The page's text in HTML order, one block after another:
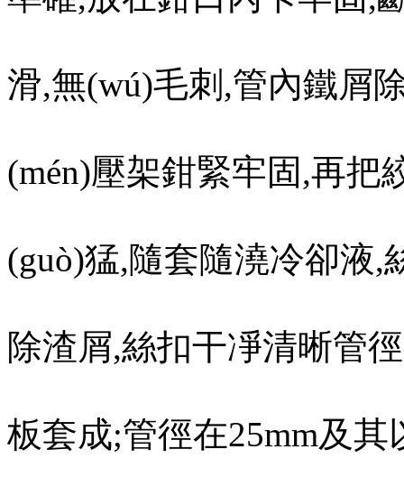
滑,無(wú)毛刺,管內鐵屑
(mén)壓架鉗緊牢固,再把
(guò)猛,隨套隨澆冷卻液,
除渣屑,絲扣干凈清晰管
板套成;管徑在25mm及其